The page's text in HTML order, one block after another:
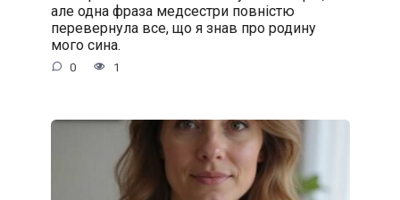
але одна фраза медсестри повністю
перевернула все, що я знав про родину
мого сина.
0 1